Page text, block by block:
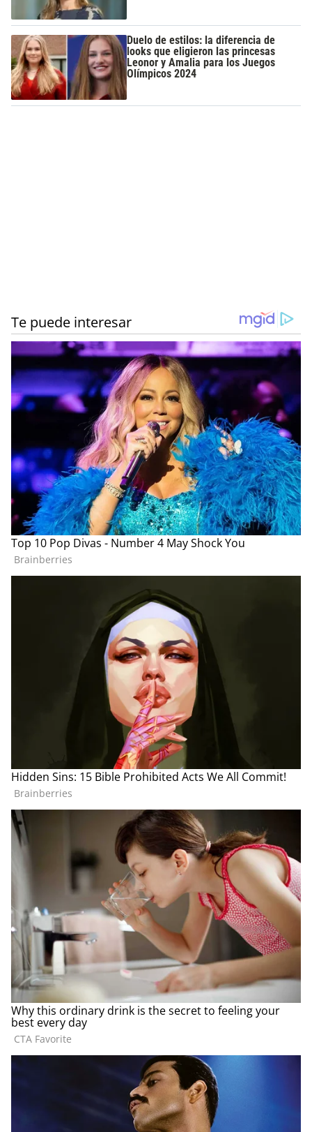
Duelo de estilos: la diferencia de
looks que eligieron las princesas
Leonor y Amalia para los Juegos
Olímpicos 2024